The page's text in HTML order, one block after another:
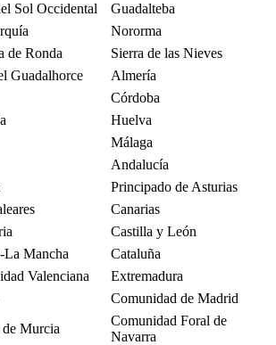
Sol Occidental
Guadalteba
Nororma
de Ronda
Sierra de las Nieves
Guadalhorce
Almería
Córdoba
Huelva
Málaga
Andalucía
Principado de Asturias
Canarias
Castilla y León
La Mancha
Cataluña
Valenciana
Extremadura
Comunidad de Madrid
Murcia
Comunidad Foral de
Navarra